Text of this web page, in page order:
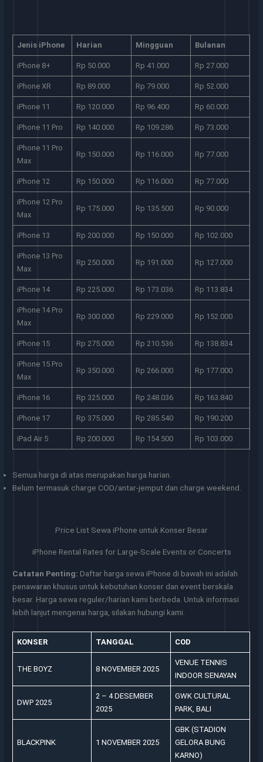
Jenis iPhone Harian Mingguan Bulanan
iPhone 8+ Rp 50.000 Rp 41.000 Rp 27.000
iPhone XR Rp 89.000 Rp 79.000 Rp 52.000
iPhone 11 Rp 120.000 Rp 96.400 Rp 60.000
iPhone 11 Pro Rp 140.000 Rp 109.286 Rp 73.000
iPhone 11 Pro
Max
Rp 150.000 Rp 116.000 Rp 77.000
iPhone 12 Rp 150.000 Rp 116.000 Rp 77.000
iPhone 12 Pro
Max
Rp 175.000 Rp 135.500 Rp 90.000
iPhone 13 Rp 200.000 Rp 150.000 Rp 102.000
iPhone 13 Pro
Max
Rp 250.000 Rp 191.000 Rp 127.000
iPhone 14 Rp 225.000 Rp 173.036 Rp 113.834
iPhone 14 Pro
Max
Rp 300.000 Rp 229.000 Rp 152.000
iPhone 15 Rp 275.000 Rp 210.536 Rp 138.834
iPhone 15 Pro
Max
Rp 350.000 Rp 266.000 Rp 177.000
iPhone 16 Rp 325.000 Rp 248.036 Rp 163.840
iPhone 17 Rp 375.000 Rp 285.540 Rp 190.200
iPad Air 5 Rp 200.000 Rp 154.500 Rp 103.000
Semua harga di atas merupakan harga harian.
Belum termasuk charge COD/antar-jemput dan charge weekend.
Price List Sewa iPhone untuk Konser Besar
iPhone Rental Rates for Large-Scale Events or Concerts
Catatan Penting: Daftar harga sewa iPhone di bawah ini adalah
penawaran khusus untuk kebutuhan konser dan event berskala
besar. Harga sewa reguler/harian kami berbeda. Untuk informasi
lebih lanjut mengenai harga, silakan hubungi kami.
KONSER TANGGAL COD
THE BOYZ 8 NOVEMBER 2025
VENUE TENNIS
INDOOR SENAYAN
DWP 2025
2 – 4 DESEMBER
2025
GWK CULTURAL
PARK, BALI
BLACKPINK 1 NOVEMBER 2025
GBK (STADION
GELORA BUNG
KARNO)